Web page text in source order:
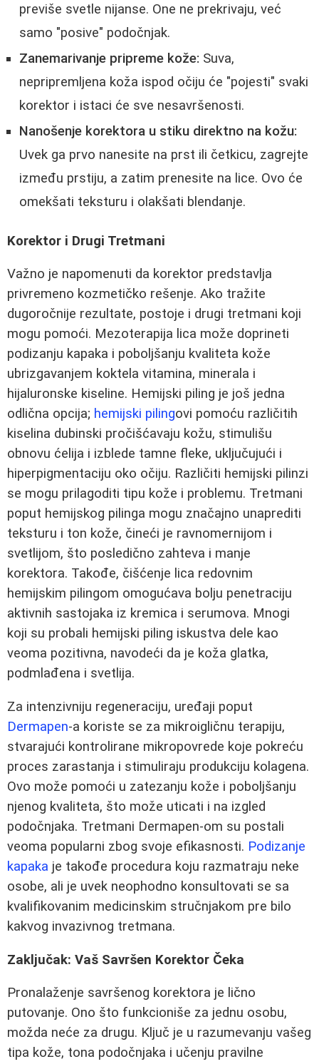
previše svetle nijanse. One ne prekrivaju, već
samo "posive" podočnjak.
Zanemarivanje pripreme kože: Suva,
nepripremljena koža ispod očiju će "pojesti" svaki
korektor i istaci će sve nesavršenosti.
Nanošenje korektora u stiku direktno na kožu:
Uvek ga prvo nanesite na prst ili četkicu, zagrejte
između prstiju, a zatim prenesite na lice. Ovo će
omekšati teksturu i olakšati blendanje.
Korektor i Drugi Tretmani
Važno je napomenuti da korektor predstavlja
privremeno kozmetičko rešenje. Ako tražite
dugoročnije rezultate, postoje i drugi tretmani koji
mogu pomoći. Mezoterapija lica može doprineti
podizanju kapaka i poboljšanju kvaliteta kože
ubrizgavanjem koktela vitamina, minerala i
hijaluronske kiseline. Hemijski piling je još jedna
odlična opcija; hemijski pilingovi pomoću različitih
kiselina dubinski pročišćavaju kožu, stimulišu
obnovu ćelija i izblede tamne fleke, uključujući i
hiperpigmentaciju oko očiju. Različiti hemijski pilinzi
se mogu prilagoditi tipu kože i problemu. Tretmani
poput hemijskog pilinga mogu značajno unaprediti
teksturu i ton kože, čineći je ravnomernijom i
svetlijom, što posledično zahteva i manje
korektora. Takođe, čišćenje lica redovnim
hemijskim pilingom omogućava bolju penetraciju
aktivnih sastojaka iz kremica i serumova. Mnogi
koji su probali hemijski piling iskustva dele kao
veoma pozitivna, navodeći da je koža glatka,
podmlađena i svetlija.
Za intenzivniju regeneraciju, uređaji poput
Dermapen-a koriste se za mikroigličnu terapiju,
stvarajući kontrolirane mikropovrede koje pokreću
proces zarastanja i stimuliraju produkciju kolagena.
Ovo može pomoći u zatezanju kože i poboljšanju
njenog kvaliteta, što može uticati i na izgled
podočnjaka. Tretmani Dermapen-om su postali
veoma popularni zbog svoje efikasnosti. Podizanje
kapaka je takođe procedura koju razmatraju neke
osobe, ali je uvek neophodno konsultovati se sa
kvalifikovanim medicinskim stručnjakom pre bilo
kakvog invazivnog tretmana.
Zaključak: Vaš Savršen Korektor Čeka
Pronalaženje savršenog korektora je lično
putovanje. Ono što funkcioniše za jednu osobu,
možda neće za drugu. Ključ je u razumevanju vašeg
tipa kože, tona podočnjaka i učenju pravilne